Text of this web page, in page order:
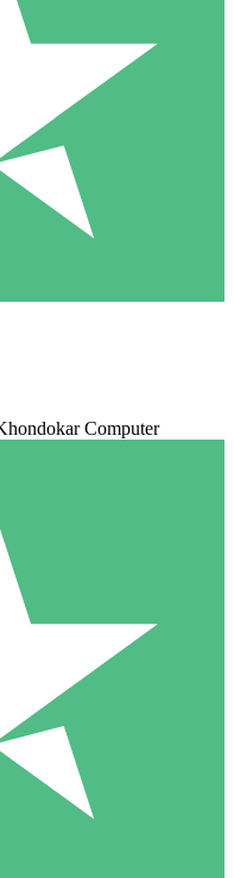
Computer